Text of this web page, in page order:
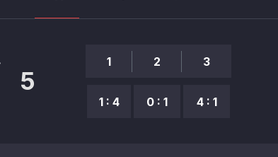
5
1
1 : 4
2
0 : 1
3
4 : 1